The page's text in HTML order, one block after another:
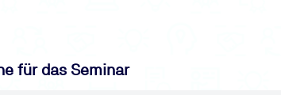
für das Seminar